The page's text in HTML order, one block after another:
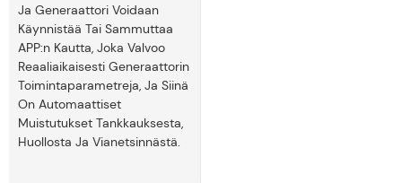
Ja Generaattori Voidaan
Käynnistää Tai Sammuttaa
APP:n Kautta, Joka Valvoo
Reaaliaikaisesti Generaattorin
Toimintaparametreja, Ja Siinä
On Automaattiset
Muistutukset Tankkauksesta,
Huollosta Ja Vianetsinnästä.